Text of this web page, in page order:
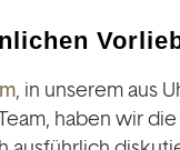
, in unserem aus
haben wir